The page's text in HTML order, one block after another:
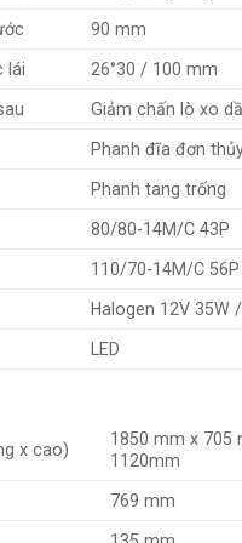
90 mm
lái 26°30 / 100 mm
Giảm chấn lò xo
Phanh đĩa đơn
Phanh tang trống
80/80-14M/C 43P
110/70-14M/C 56P
Halogen 12V 35W
LED
x cao)
1850 mm x 705
1120mm
769 mm